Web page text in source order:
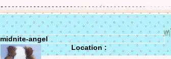
midnite-angel
Location :